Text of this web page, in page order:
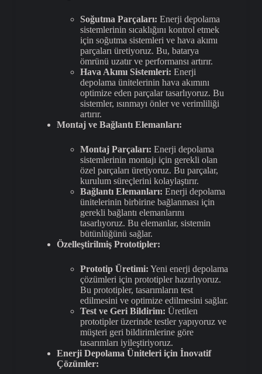
Soğutma Parçaları: Enerji depolama
sistemlerinin sıcaklığını kontrol etmek
için soğutma sistemleri ve hava akımı
parçaları üretiyoruz. Bu, batarya
ömrünü uzatır ve performansı artırır.
Hava Akımı Sistemleri: Enerji
depolama ünitelerinin hava akımını
optimize eden parçalar tasarlıyoruz. Bu
sistemler, ısınmayı önler ve verimliliği
artırır.
Montaj ve Bağlantı Elemanları:
Montaj Parçaları: Enerji depolama
sistemlerinin montajı için gerekli olan
özel parçaları üretiyoruz. Bu parçalar,
kurulum süreçlerini kolaylaştırır.
Bağlantı Elemanları: Enerji depolama
ünitelerinin birbirine bağlanması için
gerekli bağlantı elemanlarını
tasarlıyoruz. Bu elemanlar, sistemin
bütünlüğünü sağlar.
Özelleştirilmiş Prototipler:
Prototip Üretimi: Yeni enerji depolama
çözümleri için prototipler hazırlıyoruz.
Bu prototipler, tasarımların test
edilmesini ve optimize edilmesini sağlar.
Test ve Geri Bildirim: Üretilen
prototipler üzerinde testler yapıyoruz ve
müşteri geri bildirimlerine göre
tasarımları iyileştiriyoruz.
Enerji Depolama Üniteleri için İnovatif
Çözümler: